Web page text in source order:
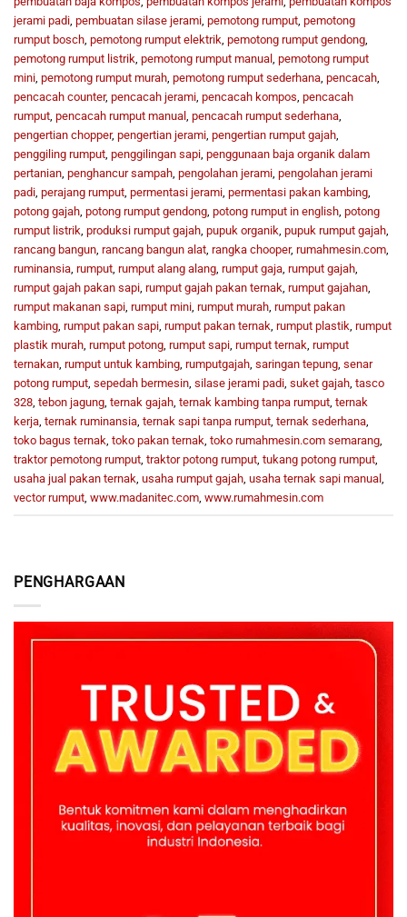
PENGHARGAAN
jerami padi, pembuatan silase jerami, pemotong rumput, pemotong
rumput bosch, pemotong rumput elektrik, pemotong rumput gendong,
pemotong rumput listrik, pemotong rumput manual , pemotong rumput
mini, pemotong rumput murah, pemotong rumput sederhana, pencacah,
pencacah counter, pencacah jerami, pencacah kompos, pencacah
rumput, pencacah rumput manual , pencacah rumput sederhana,
pengertian chopper, pengertian jerami, pengertian rumput gajah,
penggiling rumput, penggilingan sapi, penggunaan baja organik dalam
pertanian, penghancur sampah, pengolahan jerami, pengolahan jerami
padi, perajang rumput, permentasi jerami, permentasi pakan kambing,
potong gajah, potong rumput gendong, potong rumput in english, potong
rumput listrik, produksi rumput gajah, pupuk organik, pupuk rumput gajah,
rancang bangun, rancang bangun alat, rangka chooper, rumahmesin.com,
ruminansia, rumput, rumput alang alang, rumput gaja, rumput gajah,
rumput gajah pakan sapi, rumput gajah pakan ternak, rumput gajahan,
rumput makanan sapi, rumput mini, rumput murah, rumput pakan
kambing, rumput pakan sapi, rumput pakan ternak, rumput plastik, rumput
plastik murah, rumput potong, rumput sapi, rumput ternak, rumput
ternakan, rumput untuk kambing, rumputgajah, saringan tepung, senar
potong rumput, sepedah bermesin, silase jerami padi, suket gajah, tasco
328, tebon jagung, ternak gajah, ternak kambing tanpa rumput, ternak
kerja, ternak ruminansia, ternak sapi tanpa rumput, ternak sederhana,
toko bagus ternak, toko pakan ternak, toko rumahmesin.com semarang,
traktor pemotong rumput, traktor potong rumput, tukang potong rumput,
usaha jual pakan ternak, usaha rumput gajah, usaha ternak sapi manual ,
vector rumput, www.madanitec.com, www.rumahmesin.com